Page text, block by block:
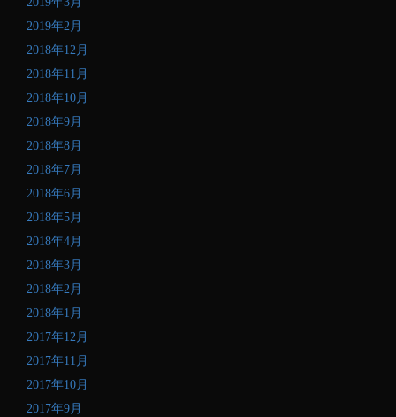
2019年2月
2018年12月
2018年11月
2018年10月
2018年9月
2018年8月
2018年7月
2018年6月
2018年5月
2018年4月
2018年3月
2018年2月
2018年1月
2017年12月
2017年11月
2017年10月
2017年9月